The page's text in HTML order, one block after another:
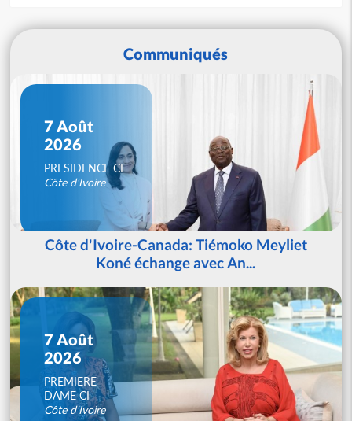
Communiqués
7 Août
2026
PRESIDENCE CI
Côte d'Ivoire
Côte d'Ivoire-Canada: Tiémoko Meyliet
Koné échange avec An...
7 Août
2026
PREMIERE
DAME CI
Côte d'Ivoire